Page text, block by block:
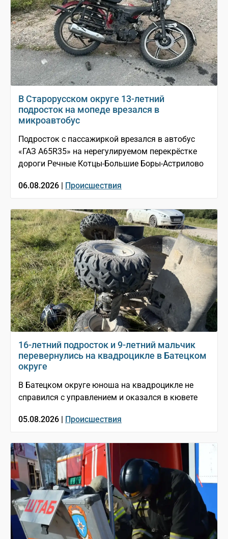
В Старорусском округе 13-летний
подросток на мопеде врезался в
микроавтобус
Подросток с пассажиркой врезался в автобус
«ГАЗ A65R35» на нерегулируемом перекрёстке
дороги Речные Котцы-Большие Боры-Астрилово
06.08.2026 | Происшествия
16-летний подросток и 9-летний мальчик
перевернулись на квадроцикле в Батецком
округе
В Батецком округе юноша на квадроцикле не
справился с управлением и оказался в кювете
05.08.2026 | Происшествия